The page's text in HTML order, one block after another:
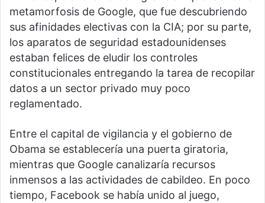
metamorfosis de Google, que fue descubriendo
sus afinidades electivas con la CIA; por su parte,
los aparatos de seguridad estadounidenses
estaban felices de eludir los controles
constitucionales entregando la tarea de recopilar
datos a un sector privado muy poco
reglamentado.
Entre el capital de vigilancia y el gobierno de
Obama se establecería una puerta giratoria,
mientras que Google canalizaría recursos
inmensos a las actividades de cabildeo. En poco
tiempo, Facebook se había unido al juego,